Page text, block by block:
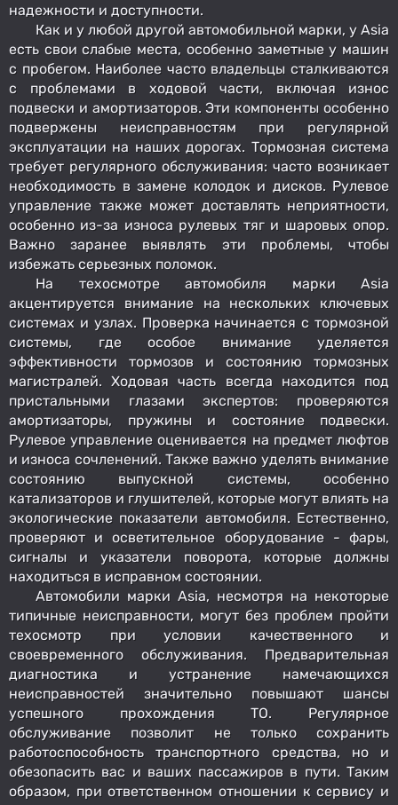
надежности и доступности.
Как и у любой другой автомобильной марки, у Asia
есть свои слабые места, особенно заметные у машин
с пробегом. Наиболее часто владельцы сталкиваются
с проблемами в ходовой части, включая износ
подвески и амортизаторов. Эти компоненты особенно
подвержены неисправностям при регулярной
эксплуатации на наших дорогах. Тормозная система
требует регулярного обслуживания: часто возникает
необходимость в замене колодок и дисков. Рулевое
управление также может доставлять неприятности,
особенно из-за износа рулевых тяг и шаровых опор.
Важно заранее выявлять эти проблемы, чтобы
избежать серьезных поломок.
На техосмотре автомобиля марки Asia
акцентируется внимание на нескольких ключевых
системах и узлах. Проверка начинается с тормозной
системы, где особое внимание уделяется
эффективности тормозов и состоянию тормозных
магистралей. Ходовая часть всегда находится под
пристальными глазами экспертов: проверяются
амортизаторы, пружины и состояние подвески.
Рулевое управление оценивается на предмет люфтов
и износа сочленений. Также важно уделять внимание
состоянию выпускной системы, особенно
катализаторов и глушителей, которые могут влиять на
экологические показатели автомобиля. Естественно,
проверяют и осветительное оборудование - фары,
сигналы и указатели поворота, которые должны
находиться в исправном состоянии.
Автомобили марки Asia, несмотря на некоторые
типичные неисправности, могут без проблем пройти
техосмотр при условии качественного и
своевременного обслуживания. Предварительная
диагностика и устранение намечающихся
неисправностей значительно повышают шансы
успешного прохождения ТО. Регулярное
обслуживание позволит не только сохранить
работоспособность транспортного средства, но и
обезопасить вас и ваших пассажиров в пути. Таким
образом, при ответственном отношении к сервису и